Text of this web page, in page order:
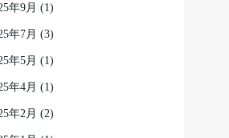
年9月 (1)
年7月 (3)
年5月 (1)
年4月 (1)
年2月 (2)